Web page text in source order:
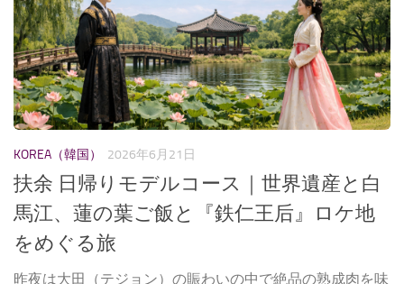
KOREA（韓国） 2026年6月21日
扶余 日帰りモデルコース｜世界遺産と白
馬江、蓮の葉ご飯と『鉄仁王后』ロケ地
をめぐる旅
昨夜は大田（テジョン）の賑わいの中で絶品の熟成肉を味